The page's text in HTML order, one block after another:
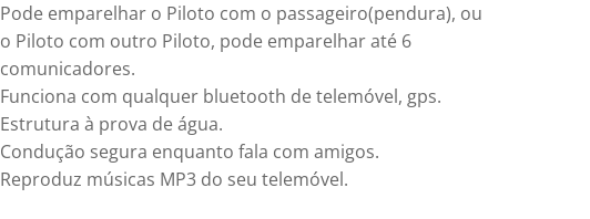
Pode emparelhar o Piloto com o passageiro(pendura), ou
o Piloto com outro Piloto, pode emparelhar até 6
comunicadores.
Funciona com qualquer bluetooth de telemóvel, gps.
Estrutura à prova de água.
Condução segura enquanto fala com amigos.
Reproduz músicas MP3 do seu telemóvel.